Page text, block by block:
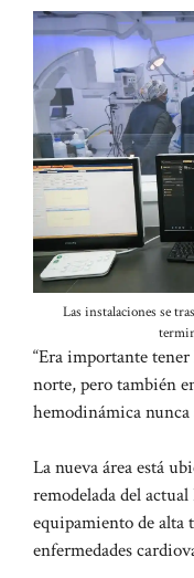
Las instalaciones se
“Era importante
norte, pero también
hemodinámica nunca
La nueva área está
remodelada del
equipamiento de alta
enfermedades